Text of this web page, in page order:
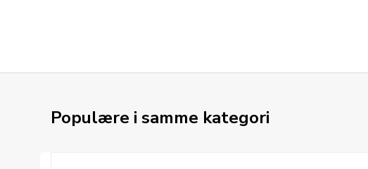
Populære i samme kategori